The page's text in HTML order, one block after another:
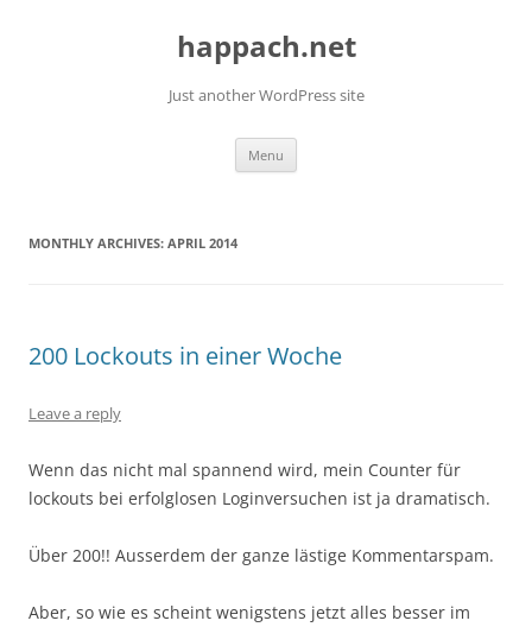
happach.net
Just another WordPress site
Menu
MONTHLY ARCHIVES: APRIL 2014
200 Lockouts in einer Woche
Leave a reply
Wenn das nicht mal spannend wird, mein Counter für
lockouts bei erfolglosen Loginversuchen ist ja dramatisch.
Über 200!! Ausserdem der ganze lästige Kommentarspam.
Aber, so wie es scheint wenigstens jetzt alles besser im